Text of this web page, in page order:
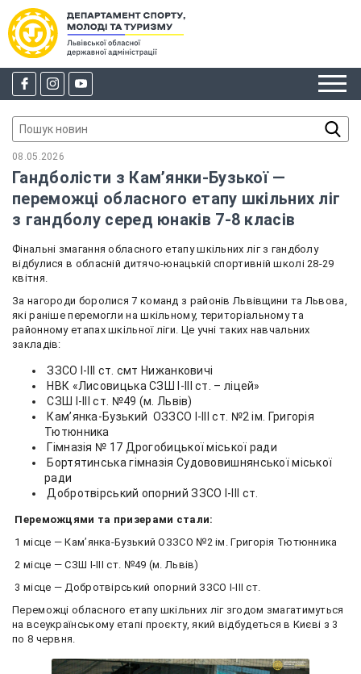
08.05.2026
Гандболісти з Кам’янки-Бузької —
переможці обласного етапу шкільних ліг
з гандболу серед юнаків 7-8 класів
Фінальні змагання обласного етапу шкільних ліг з гандболу
відбулися в обласній дитячо-юнацькій спортивній школі 28-29
квітня.
За нагороди боролися 7 команд з районів Львівщини та Львова,
які раніше перемогли на шкільному, територіальному та
районному етапах шкільної ліги. Це учні таких навчальних
закладів:
ЗЗСО І-ІІІ ст. смт Нижанковичі
НВК «Лисовицька СЗШ І-ІІІ ст. – ліцей»
СЗШ І-ІІІ ст. №49 (м. Львів)
Кам’янка-Бузький ОЗЗСО І-ІІІ ст. №2 ім. Григорія
Тютюнника
Гімназія № 17 Дрогобицької міської ради
Бортятинська гімназія Судововишнянської міської
ради
Добротвірський опорний ЗЗСО І-ІІІ ст.
Переможцями та призерами стали:
1 місце — Кам’янка-Бузький ОЗЗСО №2 ім. Григорія Тютюнника
2 місце — СЗШ І-ІІІ ст. №49 (м. Львів)
3 місце — Добротвірський опорний ЗЗСО І-ІІІ ст.
Переможці обласного етапу шкільних ліг згодом змагатимуться
на всеукраїнському етапі проєкту, який відбудеться в Києві з 3
по 8 червня.